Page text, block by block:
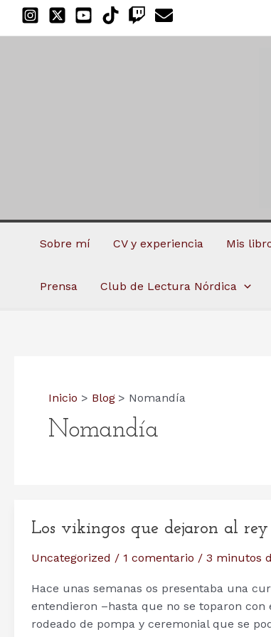
Sobre mí CV y experiencia Mis
Prensa Club de Lectura Nórdica
Inicio Blog Nomandía
Nomandía
Los vikingos que dejaron al
Uncategorized / 1 comentario / 3 minutos
Hace unas semanas os presentaba una
entendieron –hasta que no se toparon
rodeado de pompa y ceremonial que se